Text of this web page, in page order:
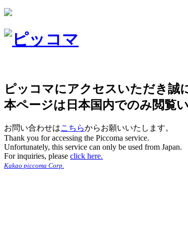
ピッコマにアクセスいただき誠
本ページは日本国内でのみ閲覧
お問い合わせはこちらからお願いいたします。
Thank you for accessing the Piccoma service.
Unfortunately, this service can only be used from Japan.
For inquiries, please click here.
Kakao piccoma Corp.